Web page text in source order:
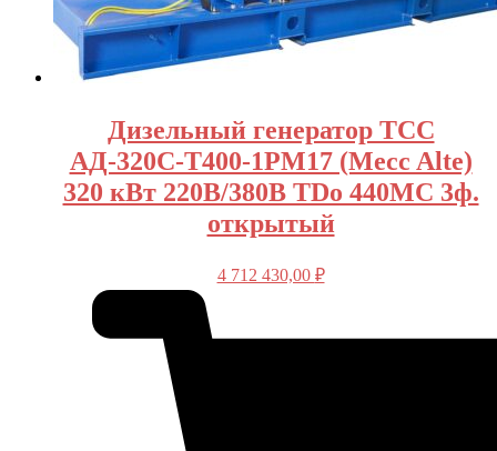
Дизельный генератор ТСС
АД-320С-Т400-1РМ17 (Mecc Alte)
320 кВт 220В/380В TDo 440MC 3ф.
открытый
4 712 430,00 ₽